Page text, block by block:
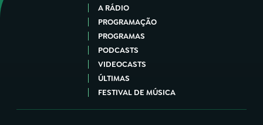
A RÁDIO
PROGRAMAÇÃO
PROGRAMAS
PODCASTS
VIDEOCASTS
ÚLTIMAS
FESTIVAL DE MÚSICA